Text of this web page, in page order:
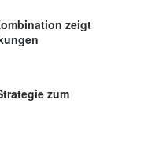
zeigt
zum